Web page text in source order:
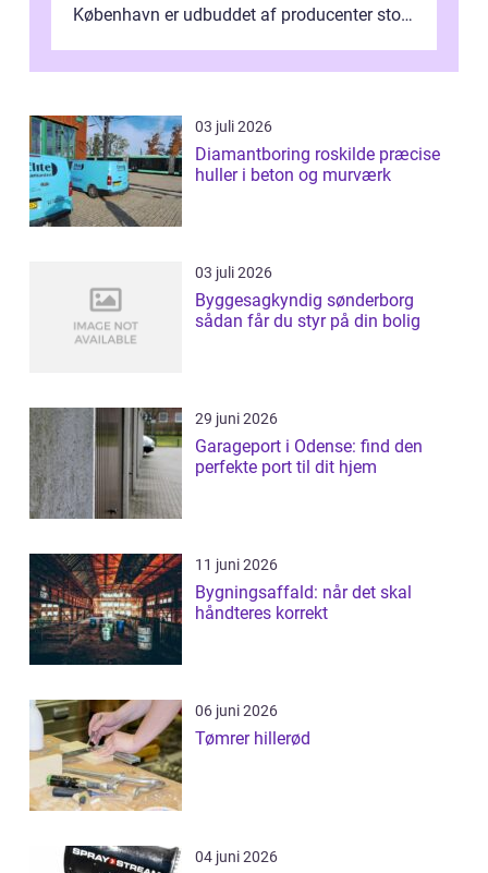
København er udbuddet af producenter stort,
inti...
03 juli 2026
Diamantboring roskilde præcise
huller i beton og murværk
03 juli 2026
Byggesagkyndig sønderborg
sådan får du styr på din bolig
29 juni 2026
Garageport i Odense: find den
perfekte port til dit hjem
11 juni 2026
Bygningsaffald: når det skal
håndteres korrekt
06 juni 2026
Tømrer hillerød
04 juni 2026